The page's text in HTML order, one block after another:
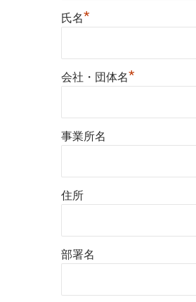
氏名*
会社・団体名*
事業所名
住所
部署名